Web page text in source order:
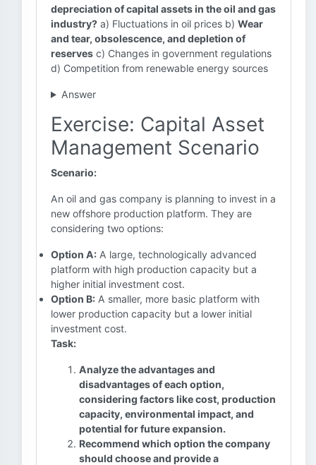
depreciation of capital assets in the oil and gas
industry? a) Fluctuations in oil prices b) Wear
and tear, obsolescence, and depletion of
reserves c) Changes in government regulations
d) Competition from renewable energy sources
Answer
Exercise: Capital Asset
Management Scenario
Scenario:
An oil and gas company is planning to invest in a
new offshore production platform. They are
considering two options:
Option A: A large, technologically advanced
platform with high production capacity but a
higher initial investment cost.
Option B: A smaller, more basic platform with
lower production capacity but a lower initial
investment cost.
Task:
Analyze the advantages and
disadvantages of each option,
considering factors like cost, production
capacity, environmental impact, and
potential for future expansion.
Recommend which option the company
should choose and provide a